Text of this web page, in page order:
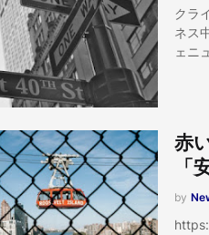
クラ
ネス
ェニ
赤
「
by